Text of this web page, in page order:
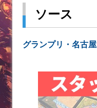
ソース
グランプリ・名古